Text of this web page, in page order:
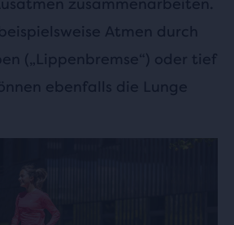
Atmen durch
(„Lippenbremse“) oder tief
ebenfalls die Lunge